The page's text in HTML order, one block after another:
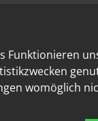
Funktionieren
womöglich